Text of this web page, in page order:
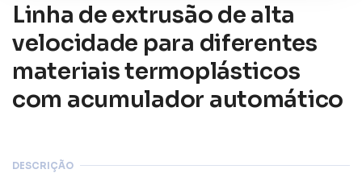
Linha de extrusão de alta
velocidade para diferentes
materiais termoplásticos
com acumulador automático
DESCRIÇÃO